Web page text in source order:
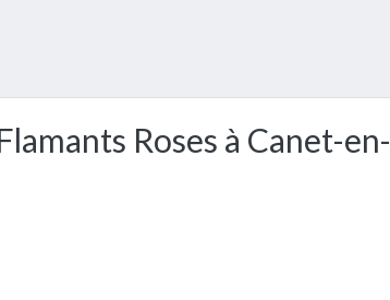
Roses à Canet-en-